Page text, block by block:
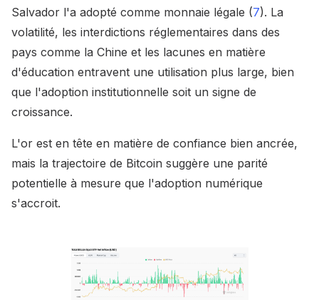
Salvador l'a adopté comme monnaie légale (7). La
volatilité, les interdictions réglementaires dans des
pays comme la Chine et les lacunes en matière
d'éducation entravent une utilisation plus large, bien
que l'adoption institutionnelle soit un signe de
croissance.
L'or est en tête en matière de confiance bien ancrée,
mais la trajectoire de Bitcoin suggère une parité
potentielle à mesure que l'adoption numérique
s'accroit.